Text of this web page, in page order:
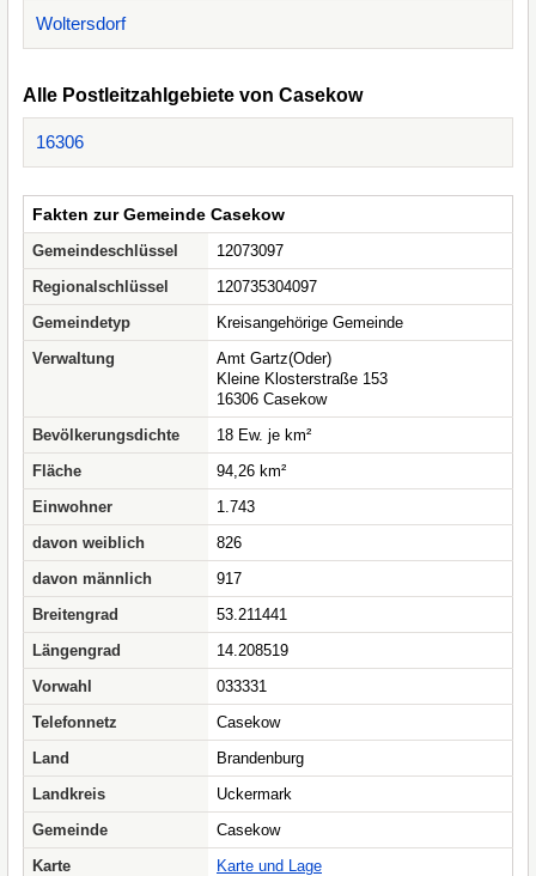
Woltersdorf
Alle Postleitzahlgebiete von Casekow
16306
Fakten zur Gemeinde Casekow
Gemeindeschlüssel
12073097
Regionalschlüssel
120735304097
Gemeindetyp
Kreisangehörige Gemeinde
Verwaltung
Amt Gartz(Oder)
Kleine Klosterstraße 153
16306 Casekow
Bevölkerungsdichte
18 Ew. je km²
Fläche
94,26 km²
Einwohner
1.743
davon weiblich
826
davon männlich
917
Breitengrad
53.211441
Längengrad
14.208519
Vorwahl
033331
Telefonnetz
Casekow
Land
Brandenburg
Landkreis
Uckermark
Gemeinde
Casekow
Karte
Karte und Lage